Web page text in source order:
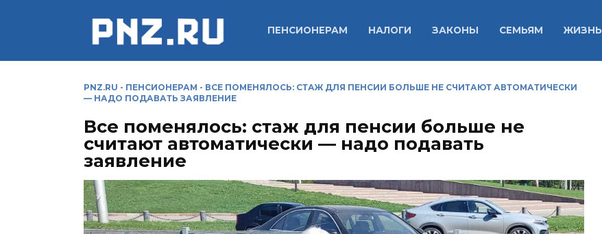
ПЕНСИОНЕРАМ НАЛОГИ ЗАКОНЫ СЕМЬЯМ ЖИЗНЬ
PNZ.RU - ПЕНСИОНЕРАМ - ВСЕ ПОМЕНЯЛОСЬ: СТАЖ ДЛЯ ПЕНСИИ БОЛЬШЕ НЕ СЧИТАЮТ АВТОМАТИЧЕСКИ
— НАДО ПОДАВАТЬ ЗАЯВЛЕНИЕ
Все поменялось: стаж для пенсии больше не
считают автоматически — надо подавать
заявление